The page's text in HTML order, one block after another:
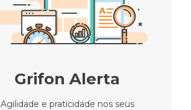
Grifon Alerta
Agilidade e praticidade nos seus